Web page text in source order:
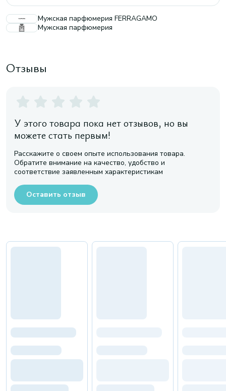
Мужская парфюмерия FERRAGAMO
Мужская парфюмерия
Отзывы
У этого товара пока нет отзывов, но вы
можете стать первым!
Расскажите о своем опыте использования товара.
Обратите внимание на качество, удобство и
соответствие заявленным характеристикам
Оставить отзыв